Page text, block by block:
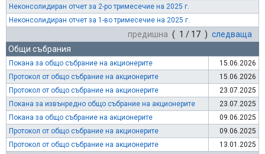
Неконсолидиран отчет за 2-ро тримесечие на 2025 г.
Неконсолидиран отчет за 1-во тримесечие на 2025 г.
предишна ( 1 / 17 ) следваща
Общи събрания
Покана за общо събрание на акционерите
15.06.2026
Протокол от общо събрание на акционерите
15.06.2026
Протокол от общо събрание на акционерите
23.07.2025
Покана за извънредно общо събрание на акционерите
23.07.2025
Покана за общо събрание на акционерите
09.06.2025
Протокол от общо събрание на акционерите
09.06.2025
Протокол от общо събрание на акционерите
13.01.2025